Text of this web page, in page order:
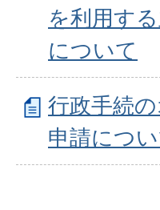
を利用す
について
行政手続
申請につ